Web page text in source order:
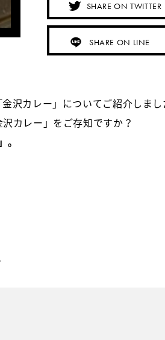
SHARE ON TWITTER
SHARE ON LINE
沢カレー」についてご紹介しまし
カレー」をご存知ですか？
。